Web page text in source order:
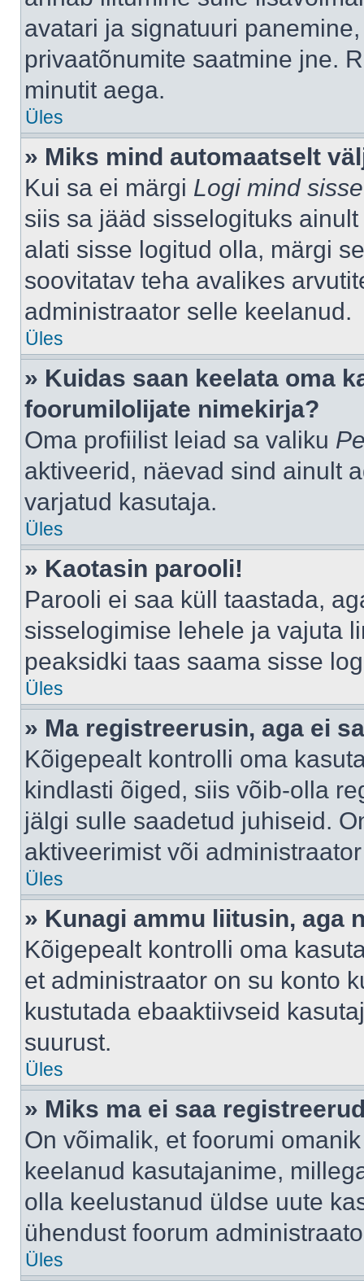
avatari ja signatuuri
privaatõnumite saatmine jne.
minutit aega.
Üles
» Miks mind automaatselt
Kui sa ei märgi Logi mind
siis sa jääd sisselogituks
alati sisse logitud olla, märgi
soovitatav teha avalikes
administraator selle keelanud.
Üles
» Kuidas saan keelata oma
foorumilolijate nimekirja?
Oma profiilist leiad sa valiku
aktiveerid, näevad sind ainult
varjatud kasutaja.
Üles
» Kaotasin parooli!
Parooli ei saa küll taastada,
sisselogimise lehele ja vajuta
peaksidki taas saama sisse
Üles
» Ma registreerusin, aga ei
Kõigepealt kontrolli oma
kindlasti õiged, siis võib-olla
jälgi sulle saadetud juhiseid.
aktiveerimist või
Üles
» Kunagi ammu liitusin, aga
Kõigepealt kontrolli oma
et administraator on su konto
kustutada ebaaktiivseid
suurust.
Üles
» Miks ma ei saa
On võimalik, et foorumi
keelanud kasutajanime,
olla keelustanud üldse uute
ühendust foorum
Üles